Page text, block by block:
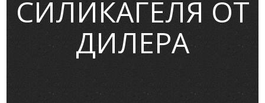
СИЛИКАГЕЛЯ ОТ
ДИЛЕРА